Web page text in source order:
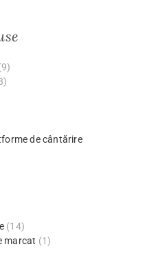
de cântărire
(14)
marcat (1)